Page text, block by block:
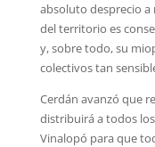
absoluto desprecio a
del territorio es
y, sobre todo, su
colectivos tan
Cerdán avanzó que
distribuirá a todos
Vinalopó para que